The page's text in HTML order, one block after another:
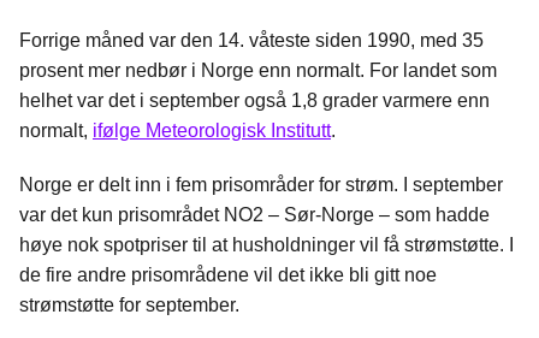
Forrige måned var den 14. våteste siden 1990, med 35
prosent mer nedbør i Norge enn normalt. For landet som
helhet var det i september også 1,8 grader varmere enn
normalt, ifølge Meteorologisk Institutt.
Norge er delt inn i fem prisområder for strøm. I september
var det kun prisområdet NO2 – Sør-Norge – som hadde
høye nok spotpriser til at husholdninger vil få strømstøtte. I
de fire andre prisområdene vil det ikke bli gitt noe
strømstøtte for september.